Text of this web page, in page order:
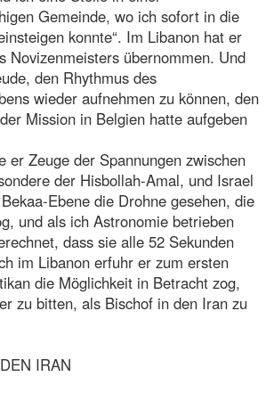
Gemeinde, wo ich sofort in die
konnte“. Im Libanon hat er
Novizenmeisters übernommen. Und
den Rhythmus des
wieder aufnehmen zu können, den
Mission in Belgien hatte aufgeben
er Zeuge der Spannungen zwischen
der Hisbollah-Amal, und Israel
Ebene die Drohne gesehen, die
und als ich Astronomie betrieben
dass sie alle 52 Sekunden
im Libanon erfuhr er zum ersten
die Möglichkeit in Betracht zog,
zu bitten, als Bischof in den Iran zu
IRAN